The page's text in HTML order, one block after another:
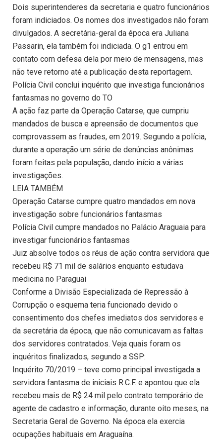
Dois superintenderes da secretaria e quatro funcionários
foram indiciados. Os nomes dos investigados não foram
divulgados. A secretária-geral da época era Juliana
Passarin, ela também foi indiciada. O g1 entrou em
contato com defesa dela por meio de mensagens, mas
não teve retorno até a publicação desta reportagem.
Polícia Civil conclui inquérito que investiga funcionários
fantasmas no governo do TO
A ação faz parte da Operação Catarse, que cumpriu
mandados de busca e apreensão de documentos que
comprovassem as fraudes, em 2019. Segundo a polícia,
durante a operação um série de denúncias anônimas
foram feitas pela população, dando início a várias
investigações.
LEIA TAMBÉM
Operação Catarse cumpre quatro mandados em nova
investigação sobre funcionários fantasmas
Polícia Civil cumpre mandados no Palácio Araguaia para
investigar funcionários fantasmas
Juiz absolve todos os réus de ação contra servidora que
recebeu R$ 71 mil de salários enquanto estudava
medicina no Paraguai
Conforme a Divisão Especializada de Repressão à
Corrupção o esquema teria funcionado devido o
consentimento dos chefes imediatos dos servidores e
da secretária da época, que não comunicavam as faltas
dos servidores contratados. Veja quais foram os
inquéritos finalizados, segundo a SSP:
Inquérito 70/2019 – teve como principal investigada a
servidora fantasma de iniciais R.C.F. e apontou que ela
recebeu mais de R$ 24 mil pelo contrato temporário de
agente de cadastro e informação, durante oito meses, na
Secretaria Geral de Governo. Na época ela exercia
ocupações habituais em Araguaína.